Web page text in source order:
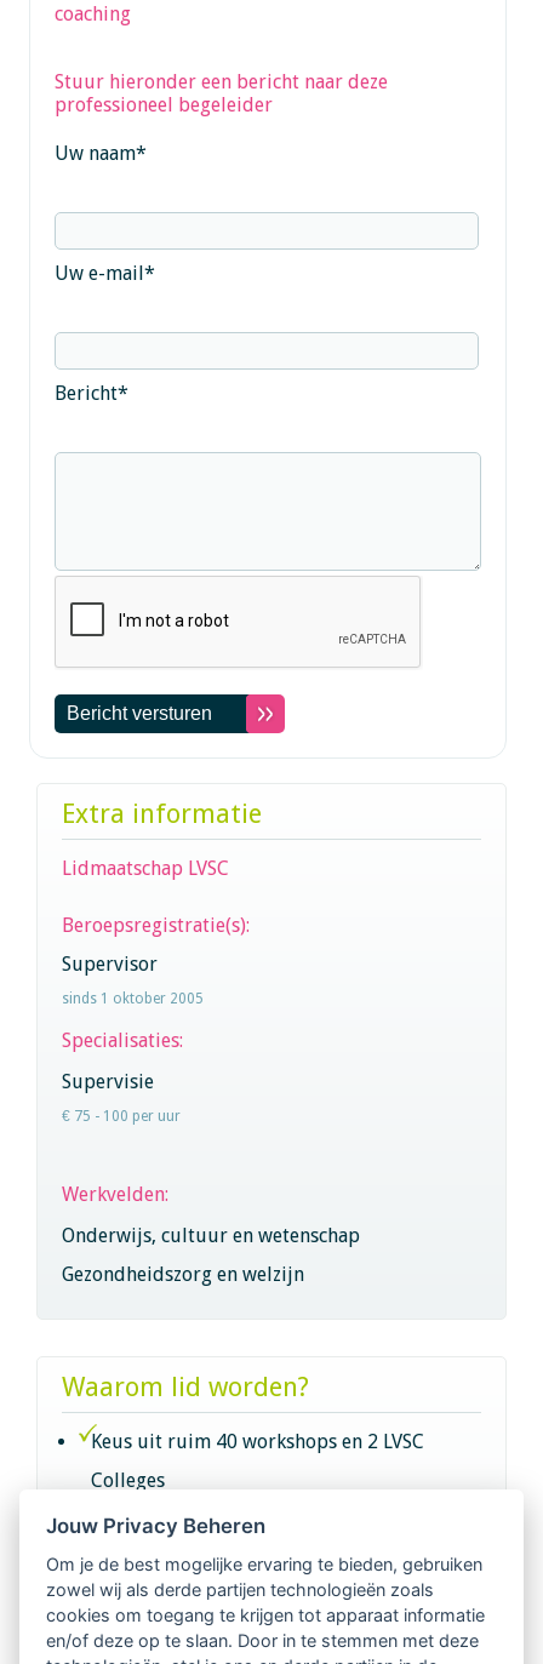
coaching
Stuur hieronder een bericht naar deze
professioneel begeleider
Uw naam*
Uw e-mail*
Bericht*
Extra informatie
Lidmaatschap LVSC
Beroepsregistratie(s):
Supervisor
sinds 1 oktober 2005
Specialisaties:
Supervisie
€ 75 - 100 per uur
Werkvelden:
Onderwijs, cultuur en wetenschap
Gezondheidszorg en welzijn
Waarom lid worden?
Keus uit ruim 40 workshops en 2 LVSC
Colleges
Intervisie met geregistreerde vakgenoten
Netwerk van 2100 professionals in 14
regio's
Jouw Privacy Beheren
Om je de best mogelijke ervaring te bieden, gebruiken
zowel wij als derde partijen technologieën zoals
cookies om toegang te krijgen tot apparaat informatie
en/of deze op te slaan. Door in te stemmen met deze